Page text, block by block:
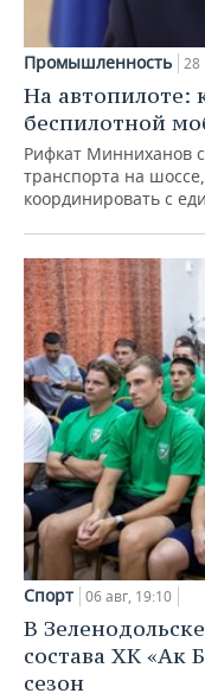
Промышленность 28
На автопилоте:
беспилотной
Рифкат Минниханов
транспорта на
координировать с
Спорт 06 авг, 19:10
В
состава ХК «Ак
сезон